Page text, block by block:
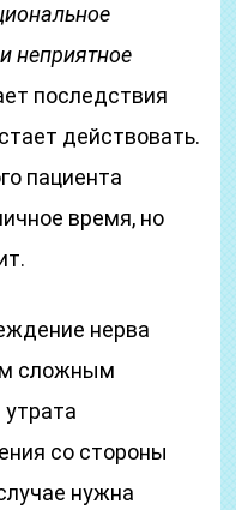
неприятное
последствия
действовать.
пациента
время, но
нерва
сложным
со стороны
нужна